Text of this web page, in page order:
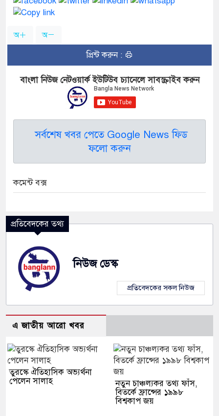
অ অ
প্রিন্ট করুন :
বাংলা নিউজ নেটওয়ার্ক ইউটিউব চ্যানেলে সাবস্ক্রাইব করুন
সর্বশেষ খবর পেতে Google News ফিড
ফলো করুন
কমেন্ট বক্স
প্রতিবেদকের তথ্য
নিউজ ডেস্ক
প্রতিবেদকের সকল নিউজ
এ জাতীয় আরো খবর
তুরস্কে ঐতিহাসিক অভ্যর্থনা
পেলেন সালাহ
নতুন চাঞ্চল্যকর তথ্য ফাঁস,
বিতর্কে ফ্রান্সের ১৯৯৮
বিশ্বকাপ জয়